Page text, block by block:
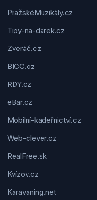
PražskéMuzikály.cz
Tipy-na-dárek.cz
Zveráč.cz
BIGG.cz
RDY.cz
eBar.cz
Mobilní-kadeřnictví.cz
Web-clever.cz
RealFree.sk
Kvízov.cz
Karavaning.net